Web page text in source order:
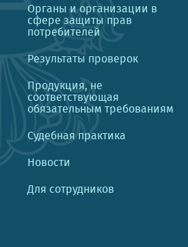
Органы и организации в
сфере защиты прав
потребителей
Результаты проверок
Продукция, не
соответствующая
обязательным требованиям
Судебная практика
Новости
Для сотрудников